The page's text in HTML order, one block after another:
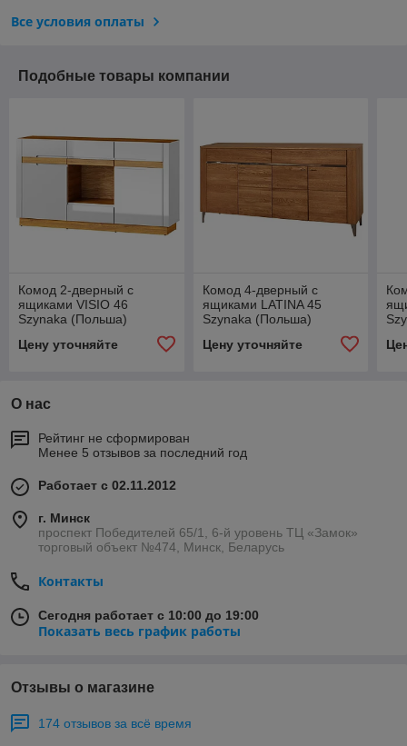
Все условия оплаты
Подобные товары компании
Комод 2-дверный с
ящиками VISIO 46
Szynaka (Польша)
Цену уточняйте
Комод 4-дверный с
ящиками LATINA 45
Szynaka (Польша)
Цену уточняйте
О нас
Рейтинг не сформирован
Менее 5 отзывов за последний год
Работает с 02.11.2012
г. Минск
проспект Победителей 65/1, 6-й уровень ТЦ «Замок»
торговый объект №474, Минск, Беларусь
Контакты
Сегодня работает с 10:00 до 19:00
Показать весь график работы
Отзывы о магазине
174 отзывов за всё время